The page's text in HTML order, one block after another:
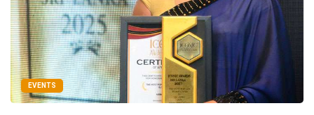
EVENTS